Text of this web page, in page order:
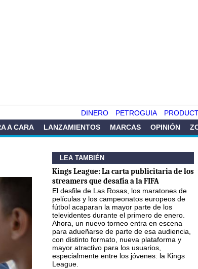
PETROGUIA
DINERO
A CARA LANZAMIENTOS MARCAS OPINIÓN
LEA TAMBIÉN
Kings League: La carta publicitaria de los
streamers que desafía a la FIFA
El desfile de Las Rosas, los maratones de
películas y los campeonatos europeos de
fútbol acaparan la mayor parte de los
televidentes durante el primero de enero.
Ahora, un nuevo torneo entra en escena
para adueñarse de parte de esa audiencia,
con distinto formato, nueva plataforma y
mayor atractivo para los usuarios,
especialmente entre los jóvenes: la Kings
League.